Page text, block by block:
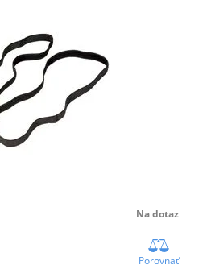
Na dotaz
Porovnať